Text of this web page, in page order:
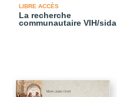
LIBRE ACCÈS
La recherche
communautaire VIH/sida